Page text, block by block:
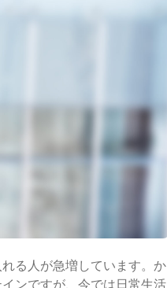
る人が急増しています。か
ンですが、今では日常生活